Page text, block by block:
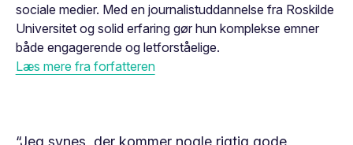
sociale medier. Med en journalistuddannelse fra Roskilde
Universitet og solid erfaring gør hun komplekse emner
både engagerende og letforståelige.
Læs mere fra forfatteren
“Jeg synes, der kommer nogle rigtig gode